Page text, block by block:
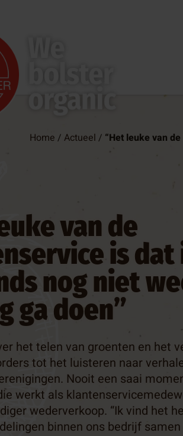
Home / Actueel / “Het leuke van
van de
is dat
nog niet
ga doen”
het telen van groenten en het
tot het luisteren naar
Nooit een saai
werkt als
wederverkoop. “Ik vind het
binnen ons bedrijf samen